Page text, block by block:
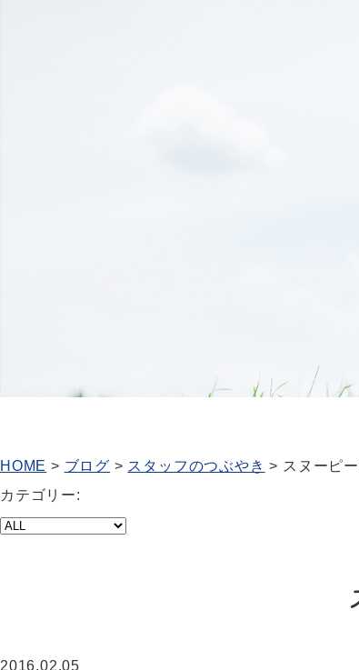
HOME > ブログ > スタッフのつぶやき > スヌーピ
カテゴリー:
2016.02.05